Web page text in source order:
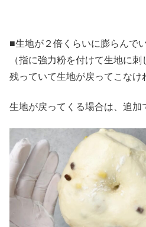
■生地が２倍くらいに膨らんで
（指に強力粉を付けて生地に
残っていて生地が戻ってこなけ
生地が戻ってくる場合は、追加